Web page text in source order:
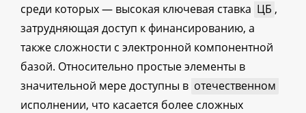
среди которых — высокая ключевая ставка ЦБ ,
затрудняющая доступ к финансированию, а
также сложности с электронной компонентной
базой. Относительно простые элементы в
значительной мере доступны в отечественном
исполнении, что касается более сложных